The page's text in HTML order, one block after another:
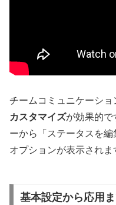
チームコミュニケーシ
カスタマイズが効果的で
ーから「ステータスを
オプションが表示されま
基本設定から応用